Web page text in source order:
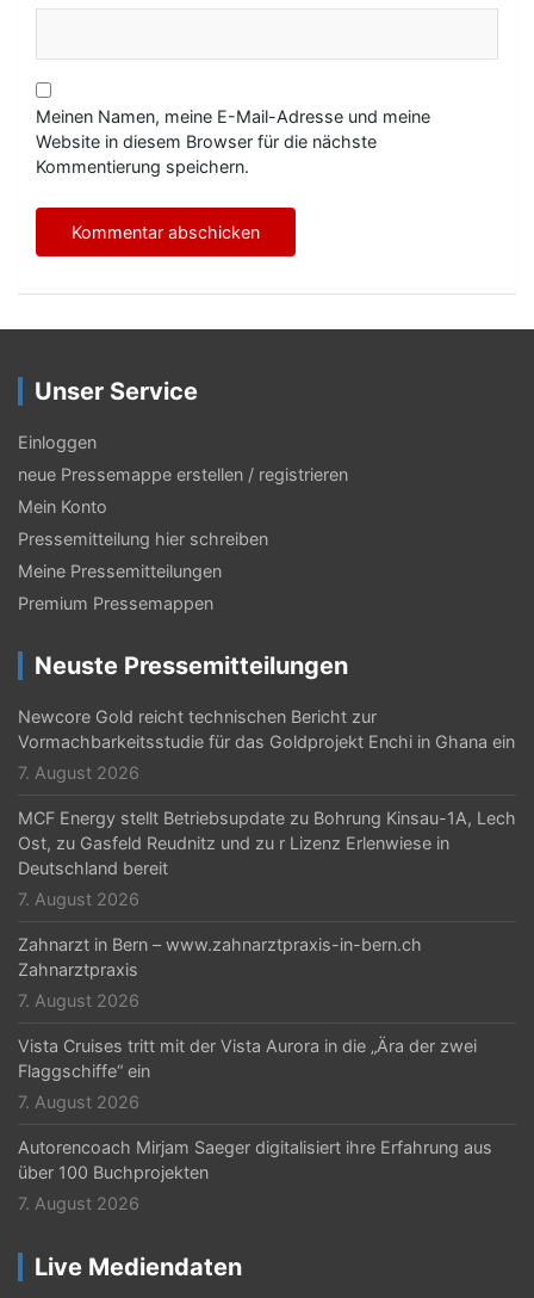
Meinen Namen, meine E-Mail-Adresse und meine
Website in diesem Browser für die nächste
Kommentierung speichern.
Unser Service
Einloggen
neue Pressemappe erstellen / registrieren
Mein Konto
Pressemitteilung hier schreiben
Meine Pressemitteilungen
Premium Pressemappen
Neuste Pressemitteilungen
Newcore Gold reicht technischen Bericht zur
Vormachbarkeitsstudie für das Goldprojekt Enchi in Ghana ein
7. August 2026
MCF Energy stellt Betriebsupdate zu Bohrung Kinsau-1A, Lech
Ost, zu Gasfeld Reudnitz und zu r Lizenz Erlenwiese in
Deutschland bereit
7. August 2026
Zahnarzt in Bern – www.zahnarztpraxis-in-bern.ch
Zahnarztpraxis
7. August 2026
Vista Cruises tritt mit der Vista Aurora in die „Ära der zwei
Flaggschiffe“ ein
7. August 2026
Autorencoach Mirjam Saeger digitalisiert ihre Erfahrung aus
über 100 Buchprojekten
7. August 2026
Live Mediendaten